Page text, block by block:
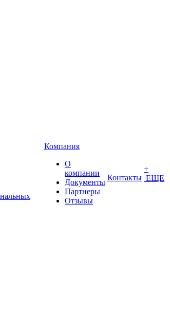
Компания
О
компании
Документы
Партнеры
Отзывы
Контакты
+
ЕЩЕ